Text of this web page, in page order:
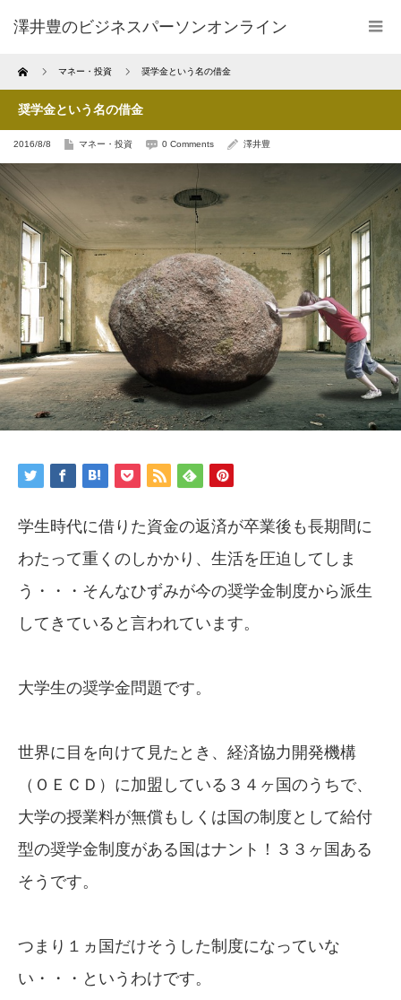
澤井豊のビジネスパーソンオンライン
Home マネー・投資 奨学金という名の借金
奨学金という名の借金
2016/8/8 マネー・投資 0 Comments 澤井豊
学生時代に借りた資金の返済が卒業後も長期間に
わたって重くのしかかり、生活を圧迫してしま
う・・・そんなひずみが今の奨学金制度から派生
してきていると言われています。
大学生の奨学金問題です。
世界に目を向けて見たとき、経済協力開発機構
（ＯＥＣＤ）に加盟している３４ヶ国のうちで、
大学の授業料が無償もしくは国の制度として給付
型の奨学金制度がある国はナント！３３ヶ国ある
そうです。
つまり１ヵ国だけそうした制度になっていな
い・・・というわけです。